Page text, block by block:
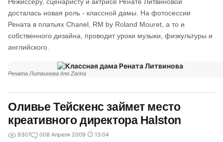
досталась новая роль - классной дамы. На фотосессии
Рената в платьях Chanel, RM by Roland Mouret, а то и
собственного дизайна, проводит уроки музыки, физкультуры и
английского.
Рената Литвинова для Zarina
Оливье Тейскенс займет место
креативного директора Halston
9307 008 Апреля 2009 13:04